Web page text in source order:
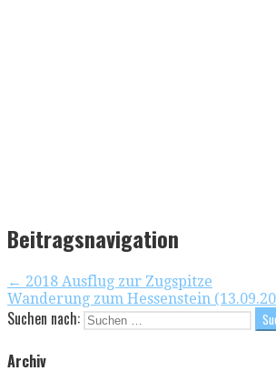
Beitragsnavigation
← 2018 Ausflug zur Zugspitze
Wanderung zum Hessenstein
Suchen nach:
Archiv